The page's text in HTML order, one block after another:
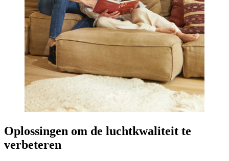
Oplossingen om de luchtkwaliteit te
verbeteren